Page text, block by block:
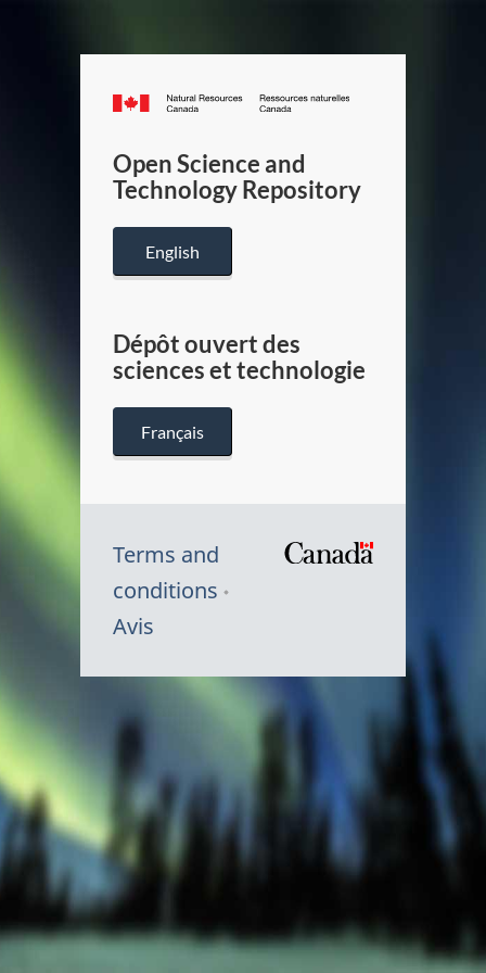
Canada.ca
/
Canada
Open Science and
Technology Repository
English
Dépôt ouvert des
sciences et technologie
Français
Terms and
conditions
Avis
Canada